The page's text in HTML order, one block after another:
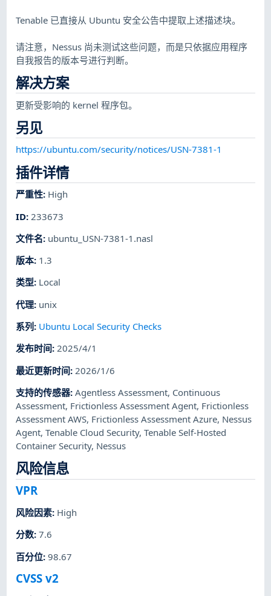
Tenable 已直接从 Ubuntu 安全公告中提取上述描述块。
请注意，Nessus 尚未测试这些问题，而是只依据应用程序
自我报告的版本号进行判断。
解决方案
更新受影响的 kernel 程序包。
另见
https://ubuntu.com/security/notices/USN-7381-1
插件详情
严重性: High
ID: 233673
文件名: ubuntu_USN-7381-1.nasl
版本: 1.3
类型: Local
代理: unix
系列 : Ubuntu Local Security Checks
发布时间:2025/4/1
最近更新时间: 2026/1/6
支持的传感器:Agentless Assessment, Continuous
Assessment, Frictionless Assessment Agent, Frictionless
Assessment AWS, Frictionless Assessment Azure, Nessus
Agent,Tenable Cloud Security,Tenable Self-Hosted
Container Security, Nessus
风险信息
VPR
风险因素: High
分数:7.6
百分位:98.67
CVSS v2